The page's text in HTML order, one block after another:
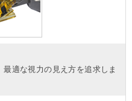
適な視力の見え方を追求しま